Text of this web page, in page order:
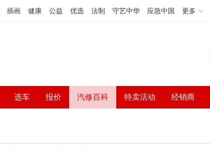
插画 健康 公益 优选 法制 守艺中华 应急中国 更多
选车 报价 汽修百科 特卖活动 经销商